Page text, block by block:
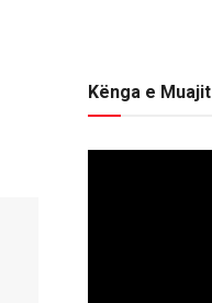
Kënga e Muajit